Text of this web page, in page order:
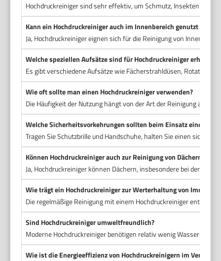
Hochdruckreiniger sind sehr effektiv, um Schmutz, Insektenreste
Kann ein Hochdruckreiniger auch im Innenbereich genutzt
Ja, Hochdruckreiniger eignen sich für die Reinigung von
Welche speziellen Aufsätze sind für Hochdruckreiniger
Es gibt verschiedene Aufsätze wie Fächerstrahldüsen,
Wie oft sollte man einen Hochdruckreiniger verwenden?
Die Häufigkeit der Nutzung hängt von der Art der Reinigung ab,
Welche Sicherheitsvorkehrungen sollten beim Einsatz eines
Tragen Sie Schutzbrille und Handschuhe, halten Sie einen
Können Hochdruckreiniger auch zur Reinigung von Dächern
Ja, Hochdruckreiniger können Dächern, insbesondere bei der
Wie trägt ein Hochdruckreiniger zur Werterhaltung von
Die regelmäßige Reinigung mit einem Hochdruckreiniger entfernt
Sind Hochdruckreiniger umweltfreundlich?
Moderne Hochdruckreiniger benötigen relativ wenig Wasser und
Wie ist die Energieeffizienz von Hochdruckreinigern im